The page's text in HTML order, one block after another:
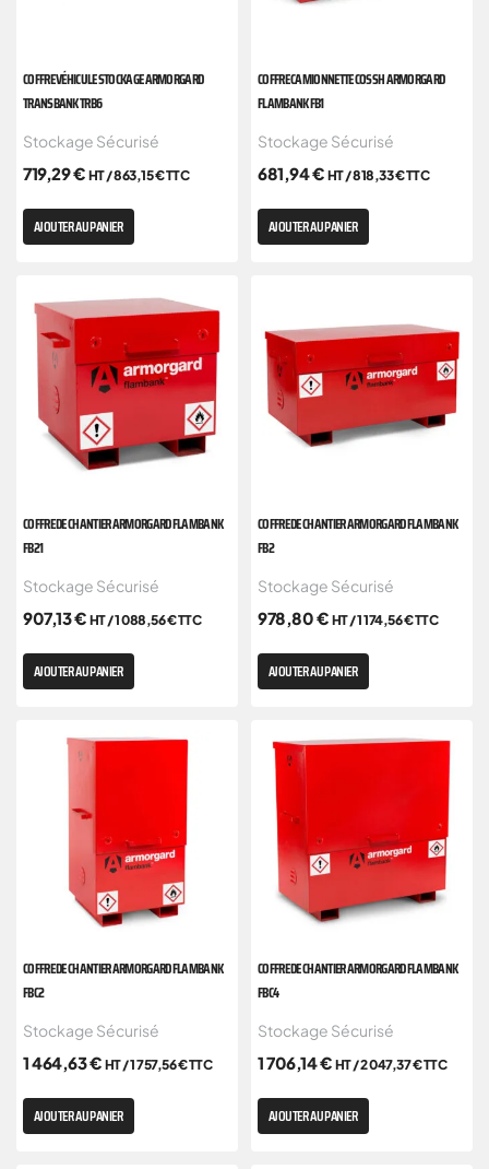
COFFRE VÉHICULE STOCKAGE ARMORGARD
TRANSBANK TRB6
Stockage Sécurisé
719,29€ HT /863,15€TTC
AJOUTER AU PANIER
COFFRE CAMIONNETTE COSSH ARMORGARD
FLAMBANK FB1
Stockage Sécurisé
681,94€ HT /818,33€TTC
AJOUTER AU PANIER
COFFRE DE CHANTIER ARMORGARD FLAMBANK
FB21
Stockage Sécurisé
907,13€ HT /1 088,56€TTC
AJOUTER AU PANIER
COFFRE DE CHANTIER ARMORGARD FLAMBANK
FB2
Stockage Sécurisé
978,80€ HT /1 174,56€TTC
AJOUTER AU PANIER
COFFRE DE CHANTIER ARMORGARD FLAMBANK
FBC2
Stockage Sécurisé
1 464,63€ HT /1 757,56€TTC
AJOUTER AU PANIER
COFFRE DE CHANTIER ARMORGARD FLAMBANK
FBC4
Stockage Sécurisé
1 706,14€ HT /2 047,37€TTC
AJOUTER AU PANIER